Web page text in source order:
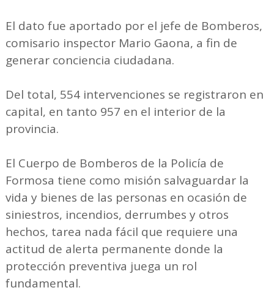
El dato fue aportado por el jefe de Bomberos,
comisario inspector Mario Gaona, a fin de
generar conciencia ciudadana.
Del total, 554 intervenciones se registraron en
capital, en tanto 957 en el interior de la
provincia.
El Cuerpo de Bomberos de la Policía de
Formosa tiene como misión salvaguardar la
vida y bienes de las personas en ocasión de
siniestros, incendios, derrumbes y otros
hechos, tarea nada fácil que requiere una
actitud de alerta permanente donde la
protección preventiva juega un rol
fundamental.